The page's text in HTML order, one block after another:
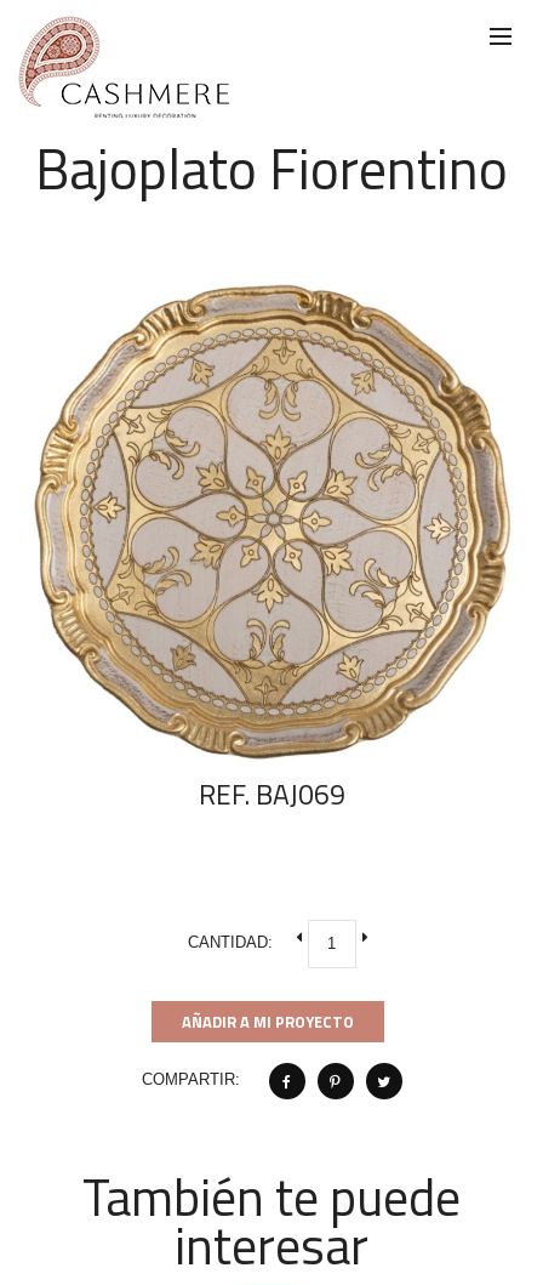
Bajoplato Fiorentino
REF. BAJ069
CANTIDAD:
AÑADIR A MI PROYECTO
COMPARTIR:
También te puede
interesar